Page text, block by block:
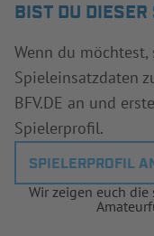
BIST DU
Wenn du
Spieleinsatzdaten
BFV.DE an und
Spielerprofil.
SPIELERPROFIL
Wir zeigen euch die